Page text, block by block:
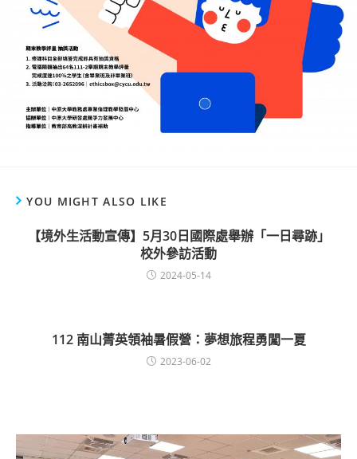
YOU MIGHT ALSO LIKE
【境外生活動宣傳】5月30日國際處舉辦「一日尋跡」
校外參訪活動
2024-05-14
112 南山菁英領袖暑假營：夢想旅程勇闖一夏
2023-06-02